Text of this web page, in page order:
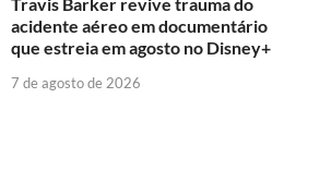
Travis Barker revive trauma do
acidente aéreo em documentário
que estreia em agosto no Disney+
7 de agosto de 2026